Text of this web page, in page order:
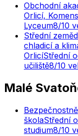
Obchodní
Orlicí,
Lyceum8/10
Střední
chladicí a
OrlicíStřední
učiliště8/10
Malé
školaStřední
studium8/10